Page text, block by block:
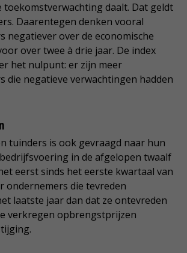
toekomstverwachting daalt. Dat geldt
Daarentegen denken vooral
negatiever over de economische
over twee à drie jaar. De index
het nulpunt: er zijn meer
die negatieve verwachtingen hadden
tuinders is ook gevraagd naar hun
in de afgelopen twaalf
eerst sinds het eerste kwartaal van
ondernemers die tevreden
laatste jaar dan dat ze ontevreden
verkregen opbrengstprijzen